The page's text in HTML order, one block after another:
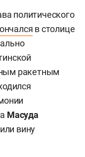
политического
в столице
ракетным
Масуда
вину